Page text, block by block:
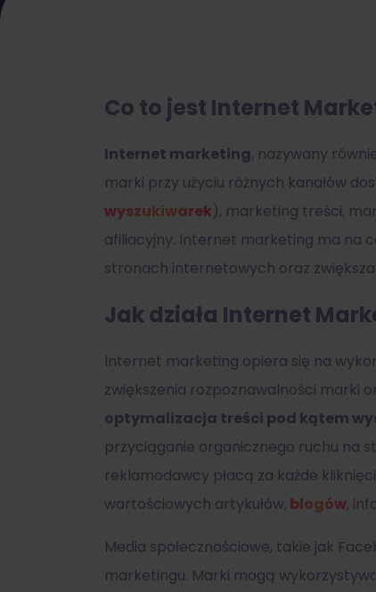
Co to jest Internet
Internet marketing, nazywany
marki przy użyciu różnych kanałów
wyszukiwarek), marketing treści,
afiliacyjny. Internet marketing ma na
stronach internetowych oraz
Jak działa Internet
Internet marketing opiera się na
zwiększenia rozpoznawalności marki
optymalizacja treści pod kątem
przyciąganie organicznego ruchu na
reklamodawcy płacą za każde
wartościowych artykułów, blogów,
Media społecznościowe, takie jak
marketingu. Marki mogą